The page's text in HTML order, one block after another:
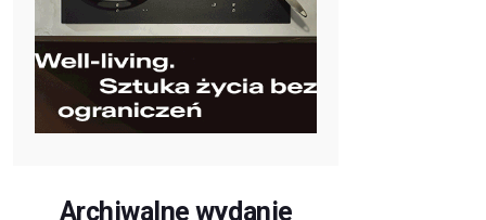
Archiwalne wydanie